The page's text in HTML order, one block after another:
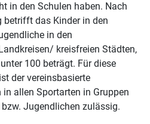
in den Schulen haben. Nach
betrifft das Kinder in den
in den
kreisfreien Städten,
100 beträgt. Für diese
der vereinsbasierte
allen Sportarten in Gruppen
Jugendlichen zulässig.